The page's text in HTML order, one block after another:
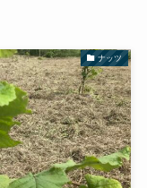
ナッツ